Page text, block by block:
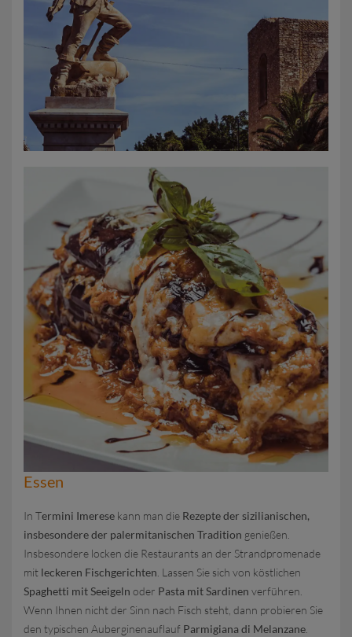
Essen
In Termini Imerese kann man die Rezepte der sizilianischen,
insbesondere der palermitanischen Tradition genießen.
Insbesondere locken die Restaurants an der Strandpromenade
mit leckeren Fischgerichten . Lassen Sie sich von köstlichen
Spaghetti mit Seeigeln oder Pasta mit Sardinen verführen.
Wenn Ihnen nicht der Sinn nach Fisch steht, dann probieren Sie
den typischen Auberginenauflauf Parmigiana di Melanzane